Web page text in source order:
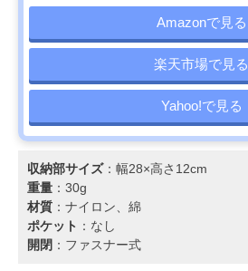
Amazonで見る
楽天市場で見る
Yahoo!で見る
収納部サイズ：幅28×高さ12cm
重量 ：30g
材質 ：ナイロン、綿
ポケット ：なし
開閉 ：ファスナー式